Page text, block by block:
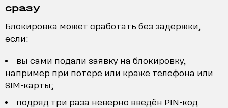
сразу
Блокировка может сработать без задержки,
если:
вы сами подали заявку на блокировку,
например при потере или краже телефона или
SIM-карты;
подряд три раза неверно введён PIN-код.